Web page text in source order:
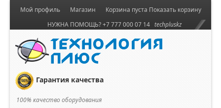
Корзина пуста Показать корзину
Мой профиль
Магазин
НУЖНА ПОМОЩЬ? +7 777 000 07 14 techpluskz
Гарантия качества
100% качество оборудования